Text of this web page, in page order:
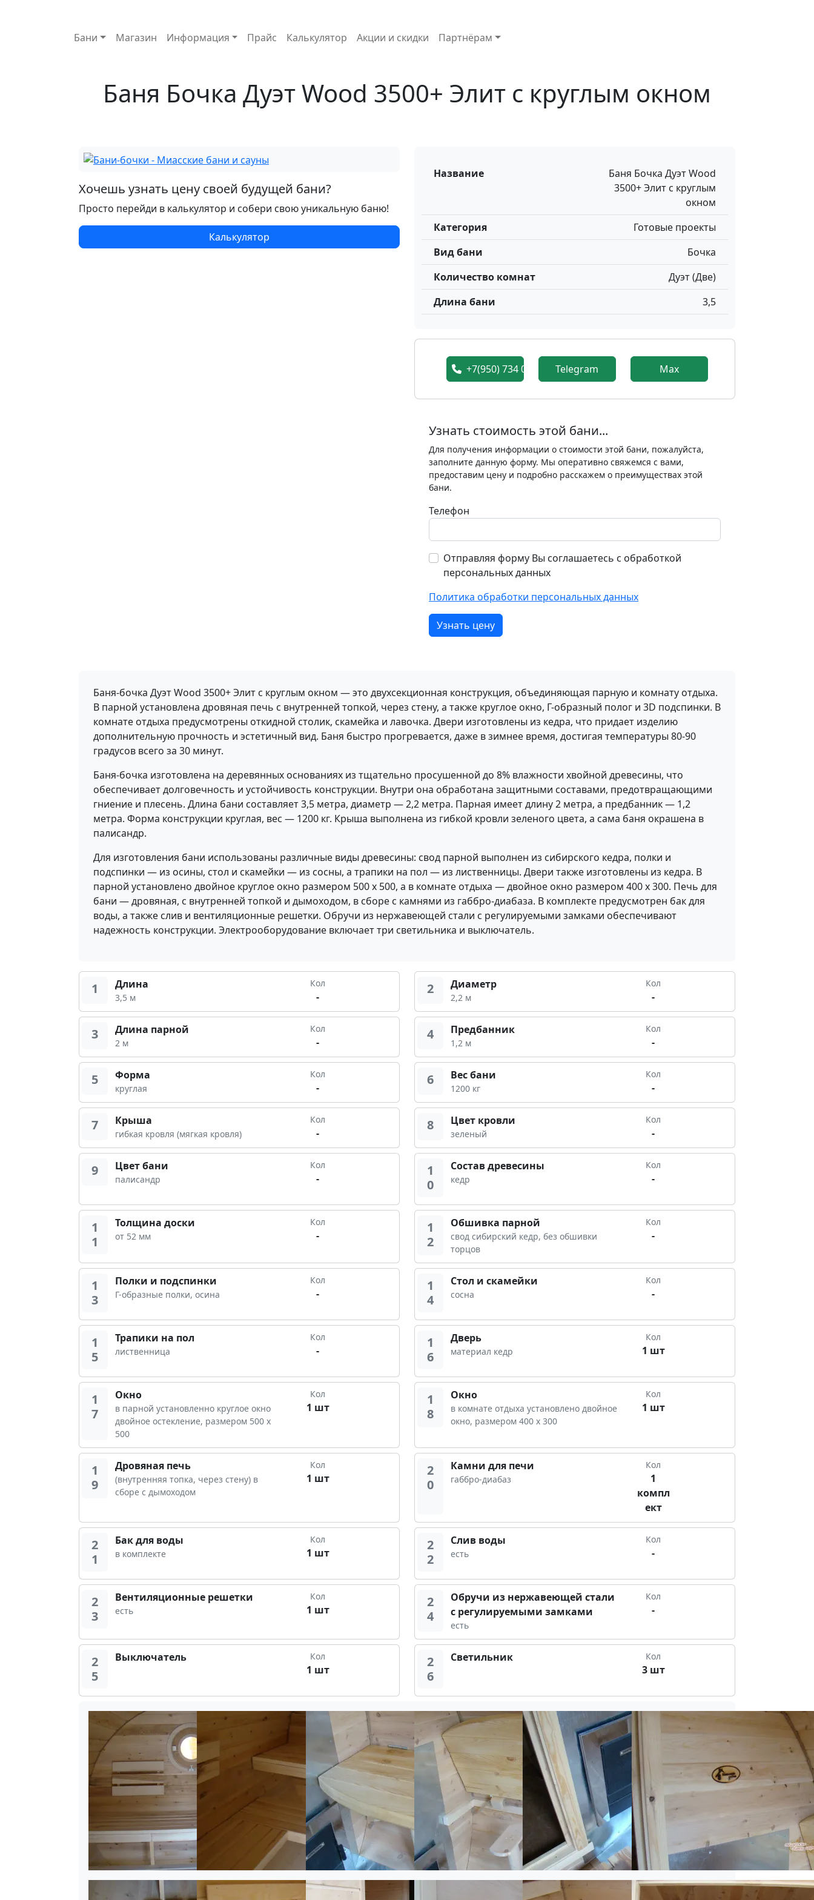
Основная навигация
Бани Магазин Информация Прайс Калькулятор Акции и скидки Партнёрам
Баня Бочка Дуэт Wood 3500+ Элит с круглым окном
Хочешь узнать цену своей будущей бани?
Просто перейди в калькулятор и собери свою уникальную баню!
Калькулятор
Название
Баня Бочка Дуэт Wood
3500+ Элит с круглым
окном
Категория
Готовые проекты
Вид бани
Бочка
Количество комнат
Дуэт (Две)
Длина бани
3,5
+7(950) 734 05 79 Telegram Max
Узнать стоимость этой бани...
Для получения информации о стоимости этой бани, пожалуйста,
заполните данную форму. Мы оперативно свяжемся с вами,
предоставим цену и подробно расскажем о преимуществах этой
бани.
Телефон
Отправляя форму Вы соглашаетесь с обработкой
персональных данных
Политика обработки персональных данных
Узнать цену
Баня-бочка Дуэт Wood 3500+ Элит с круглым окном — это двухсекционная конструкция, объединяющая парную и комнату отдыха.
В парной установлена дровяная печь с внутренней топкой, через стену, а также круглое окно, Г-образный полог и 3D подспинки. В
комнате отдыха предусмотрены откидной столик, скамейка и лавочка. Двери изготовлены из кедра, что придает изделию
дополнительную прочность и эстетичный вид. Баня быстро прогревается, даже в зимнее время, достигая температуры 80-90
градусов всего за 30 минут.
Баня-бочка изготовлена на деревянных основаниях из тщательно просушенной до 8% влажности хвойной древесины, что
обеспечивает долговечность и устойчивость конструкции. Внутри она обработана защитными составами, предотвращающими
гниение и плесень. Длина бани составляет 3,5 метра, диаметр — 2,2 метра. Парная имеет длину 2 метра, а предбанник — 1,2
метра. Форма конструкции круглая, вес — 1200 кг. Крыша выполнена из гибкой кровли зеленого цвета, а сама баня окрашена в
палисандр.
Для изготовления бани использованы различные виды древесины: свод парной выполнен из сибирского кедра, полки и
подспинки — из осины, стол и скамейки — из сосны, а трапики на пол — из лиственницы. Двери также изготовлены из кедра. В
парной установлено двойное круглое окно размером 500 х 500, а в комнате отдыха — двойное окно размером 400 х 300. Печь для
бани — дровяная, с внутренней топкой и дымоходом, в сборе с камнями из габбро-диабаза. В комплекте предусмотрен бак для
воды, а также слив и вентиляционные решетки. Обручи из нержавеющей стали с регулируемыми замками обеспечивают
надежность конструкции. Электрооборудование включает три светильника и выключатель.
1 Длина
3,5 м
Кол
- 2 Диаметр
2,2 м
Кол
-
3 Длина парной
2 м
Кол
- 4 Предбанник
1,2 м
Кол
-
5 Форма
круглая
Кол
- 6 Вес бани
1200 кг
Кол
-
7 Крыша
гибкая кровля (мягкая кровля)
Кол
- 8 Цвет кровли
зеленый
Кол
-
9 Цвет бани
палисандр
Кол
-
1
0
Состав древесины
кедр
Кол
-
1
1
Толщина доски
от 52 мм
Кол
-
1
2
Обшивка парной
свод сибирский кедр, без обшивки
торцов
Кол
-
1
3
Полки и подспинки
Г-образные полки, осина
Кол
-
1
4
Стол и скамейки
сосна
Кол
-
1
5
Трапики на пол
лиственница
Кол
-
1
6
Дверь
материал кедр
Кол
1 шт
1
7
Окно
в парной установленно круглое окно
двойное остекление, размером 500 х
500
Кол
1 шт
1
8
Окно
в комнате отдыха установлено двойное
окно, размером 400 х 300
Кол
1 шт
1
9
Дровяная печь
(внутренняя топка, через стену) в
сборе с дымоходом
Кол
1 шт
2
0
Камни для печи
габбро-диабаз
Кол
1
компл
ект
2
1
Бак для воды
в комплекте
Кол
1 шт
2
2
Слив воды
есть
Кол
-
2
3
Вентиляционные решетки
есть
Кол
1 шт
2
4
Обручи из нержавеющей стали
с регулируемыми замками
есть
Кол
-
2
5
Выключатель Кол
1 шт
2
6
Светильник Кол
3 шт